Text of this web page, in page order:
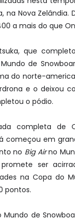
na Nova Zelândia.
a mais do que
que
de
do norte-
e o deixou
o pódio.
completa de
começou em
no Big Airno
ser
na Copa do
pontos.
de